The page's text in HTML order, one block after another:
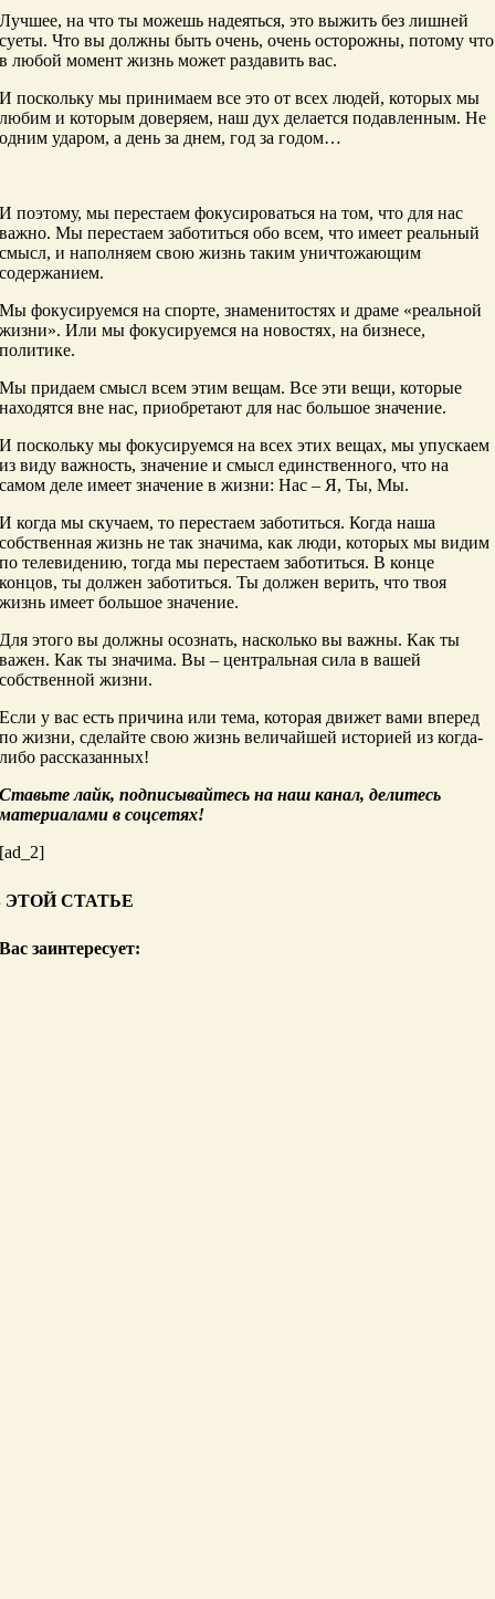
Лучшее, на что ты можешь надеяться, это выжить без лишней
суеты. Что вы должны быть очень, очень осторожны, потому что
в любой момент жизнь может раздавить вас.
И поскольку мы принимаем все это от всех людей, которых мы
любим и которым доверяем, наш дух делается подавленным. Не
одним ударом, а день за днем, год за годом…
И поэтому, мы перестаем фокусироваться на том, что для нас
важно. Мы перестаем заботиться обо всем, что имеет реальный
смысл, и наполняем свою жизнь таким уничтожающим
содержанием.
Мы фокусируемся на спорте, знаменитостях и драме «реальной
жизни». Или мы фокусируемся на новостях, на бизнесе,
политике.
Мы придаем смысл всем этим вещам. Все эти вещи, которые
находятся вне нас, приобретают для нас большое значение.
И поскольку мы фокусируемся на всех этих вещах, мы упускаем
из виду важность, значение и смысл единственного, что на
самом деле имеет значение в жизни: Нас – Я, Ты, Мы.
И когда мы скучаем, то перестаем заботиться. Когда наша
собственная жизнь не так значима, как люди, которых мы видим
по телевидению, тогда мы перестаем заботиться. В конце
концов, ты должен заботиться. Ты должен верить, что твоя
жизнь имеет большое значение.
Для этого вы должны осознать, насколько вы важны. Как ты
важен. Как ты значима. Вы – центральная сила в вашей
собственной жизни.
Если у вас есть причина или тема, которая движет вами вперед
по жизни, сделайте свою жизнь величайшей историей из когда-
либо рассказанных!
Ставьте лайк, подписывайтесь на наш канал, делитесь
материалами в соцсетях!
[ad_2]
ЭТОЙ СТАТЬЕ
Вас заинтересует: